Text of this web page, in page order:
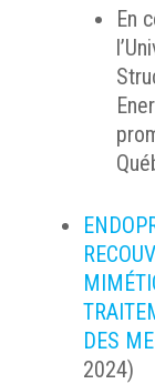
En
DES
2024)